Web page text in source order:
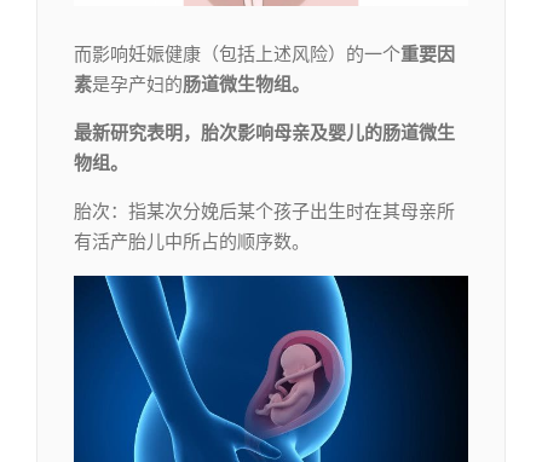
而影响妊娠健康（包括上述风险）的一个重要因
素是孕产妇的肠道微生物组。
最新研究表明，胎次影响母亲及婴儿的肠道微生
物组。
胎次：指某次分娩后某个孩子出生时在其母亲所
有活产胎儿中所占的顺序数。